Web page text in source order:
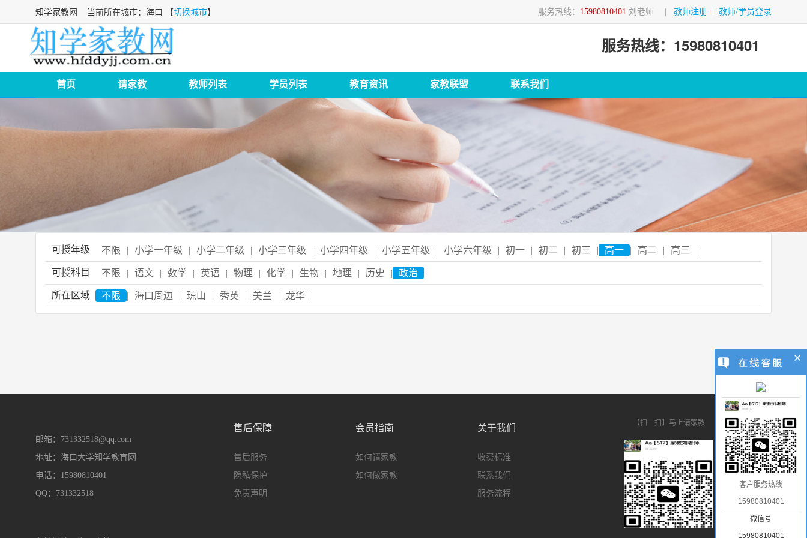
服务热线： 15980810401 刘老师 教师注册 教师/学员登录
知学家教网 当前所在城市：海口 【切换城市】
服务热线：15980810401
首页 请家教 教师列表 学员列表 教育资讯 家教联盟 联系我们
可授年级 不限 | 小学一年级 | 小学二年级 | 小学三年级 | 小学四年级 | 小学五年级 | 小学六年级 | 初一 | 初二 | 初三 | 高一 | 高二 | 高三 |
可授科目 不限 | 语文 | 数学 | 英语 | 物理 | 化学 | 生物 | 地理 | 历史 | 政治 |
所在区域 不限 | 海口周边 | 琼山 | 秀英 | 美兰 | 龙华 |
邮箱：731332518@qq.com
地址：海口大学知学教育网
电话：15980810401
QQ：731332518
售后保障
售后服务
隐私保护
免责声明
会员指南
如何请家教
如何做家教
关于我们
收费标准
联系我们
服务流程
【扫一扫】马上请家教
客户服务热线
15980810401
微信号
15980810401